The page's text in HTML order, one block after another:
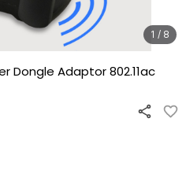
1 / 8
Dongle Adaptor 802.11ac